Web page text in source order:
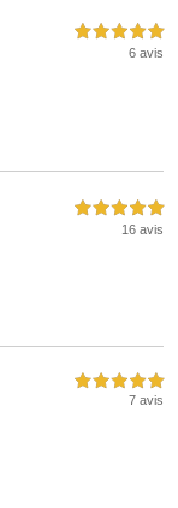
5,0 étoiles sur 5
6 avis
5,0 étoiles sur 5
16 avis
5,0 étoiles sur 5
7 avis